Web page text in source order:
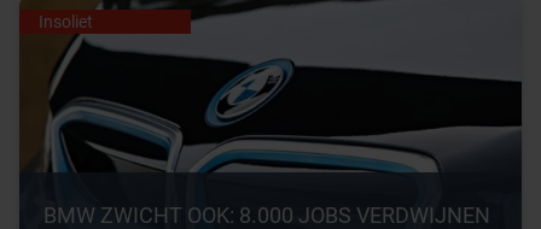
Insoliet
BMW ZWICHT OOK: 8.000 JOBS VERDWIJNEN